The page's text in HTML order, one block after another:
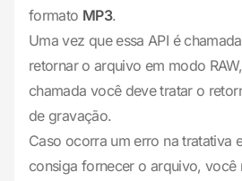
formato MP3.
Uma vez que essa API é
retornar o arquivo em modo
chamada você deve tratar o
de gravação.
Caso ocorra um erro na tratativa
consiga fornecer o arquivo, você